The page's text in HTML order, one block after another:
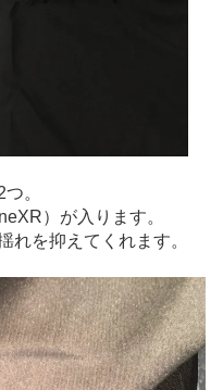
。
）が入ります。
れを抑えてくれます。